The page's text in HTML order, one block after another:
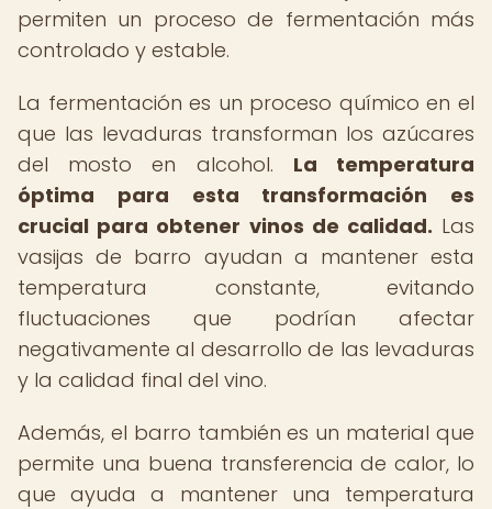
permiten un proceso de fermentación más
controlado y estable.
La fermentación es un proceso químico en el
que las levaduras transforman los azúcares
del mosto en alcohol. La temperatura
óptima para esta transformación es
crucial para obtener vinos de calidad. Las
vasijas de barro ayudan a mantener esta
temperatura constante, evitando
fluctuaciones que podrían afectar
negativamente al desarrollo de las levaduras
y la calidad final del vino.
Además, el barro también es un material que
permite una buena transferencia de calor, lo
que ayuda a mantener una temperatura